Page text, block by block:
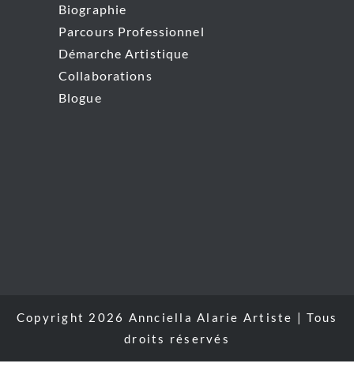
Biographie
Parcours Professionnel
Démarche Artistique
Collaborations
Blogue
Copyright 2026 Annciella Alarie Artiste | Tous
droits réservés